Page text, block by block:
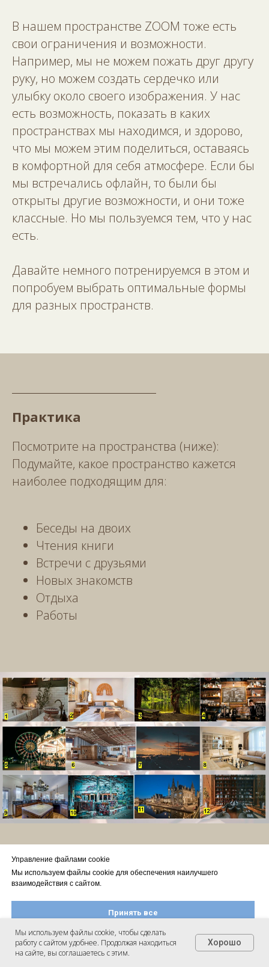
Управление файлами cookie
Мы используем файлы cookie для обеспечения наилучшего
взаимодействия с сайтом.
Принять все
Настроить файлы cookie
В нашем пространстве ZOOM тоже есть
свои ограничения и возможности.
Например, мы не можем пожать друг другу
руку, но можем создать сердечко или
улыбку около своего изображения. У нас
есть возможность, показать в каких
пространствах мы находимся, и здорово,
что мы можем этим поделиться, оставаясь
в комфортной для себя атмосфере. Если бы
мы встречались офлайн, то были бы
открыты другие возможности, и они тоже
классные. Но мы пользуемся тем, что у нас
есть.
Давайте немного потренируемся в этом и
попробуем выбрать оптимальные формы
для разных пространств.
Практика
Посмотрите на пространства (ниже):
Подумайте, какое пространство кажется
наиболее подходящим для:
Беседы на двоих
Чтения книги
Встречи с друзьями
Новых знакомств
Отдыха
Работы
Приглашаю поразмышлять, какое
пространство лучше подходит для
каждого случая, какие ограничения оно
накладывает и почему вы это выбрали.
Мы используем файлы cookie, чтобы сделать
работу с сайтом удобнее. Продолжая находиться
на сайте, вы соглашаетесь с этим.
Хорошо